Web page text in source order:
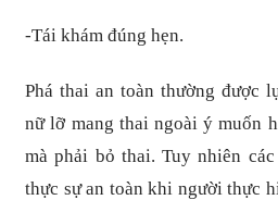
-Tái khám đúng hẹn.
Phá thai an toàn thường được
nữ lỡ mang thai ngoài ý muốn
mà phải bỏ thai. Tuy nhiên
thực sự an toàn khi người thực